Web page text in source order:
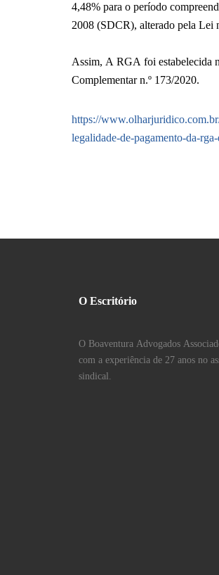
4,48% para o período
2008 (SDCR), alterado pela Lei
Assim, A RGA foi estabelecida
Complementar n.º 173/2020.
https://
legalidade-de-pagamento-da-
O Escritório
O Boaventura Advogados
com a experiência de 27 anos no
sindical.